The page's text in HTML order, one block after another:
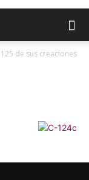
de sus creaciones